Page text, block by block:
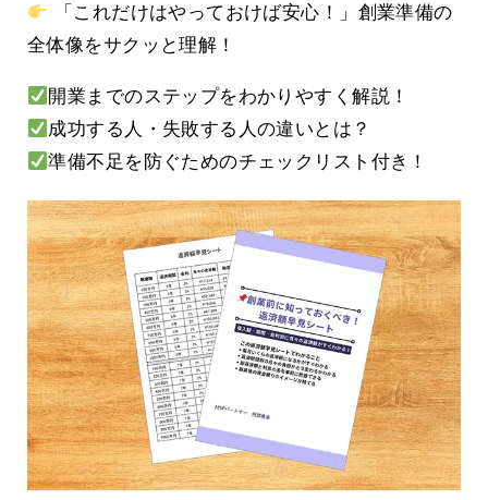
「これだけはやっておけば安心！」創業準備の
全体像をサクッと理解！
開業までのステップをわかりやすく解説！
成功する人・失敗する人の違いとは？
準備不足を防ぐためのチェックリスト付き！